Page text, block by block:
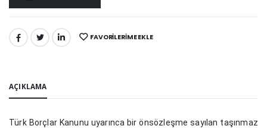
PAYLAŞ: FAVORILERIME EKLE
AÇIKLAMA
Türk Borçlar Kanunu uyarınca bir önsözleşme sayılan taşınmaz